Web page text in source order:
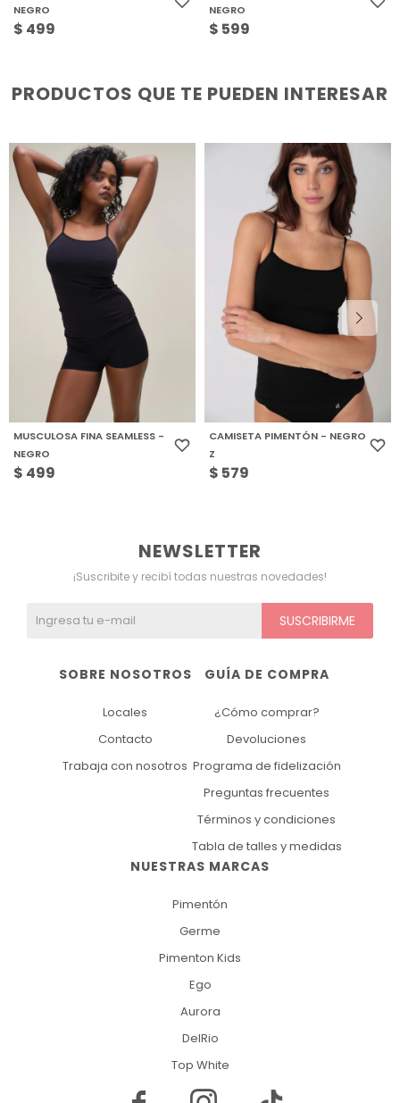
NEGRO
$ 499
NEGRO
$ 599
PRODUCTOS QUE TE PUEDEN INTERESAR
MUSCULOSA FINA SEAMLESS -
NEGRO
$ 499
CAMISETA PIMENTÓN - NEGRO
Z
$ 579
NUESTRAS MARCAS
Pimentón
Germe
Pimenton Kids
Ego
Aurora
DelRio
Top White
GUÍA DE COMPRA
¿Cómo comprar?
Devoluciones
Programa de fidelización
Preguntas frecuentes
Términos y condiciones
Tabla de talles y medidas
SOBRE NOSOTROS
Locales
Contacto
Trabaja con nosotros
NEWSLETTER
¡Suscribite y recibí todas nuestras novedades!
SUSCRIBIRME